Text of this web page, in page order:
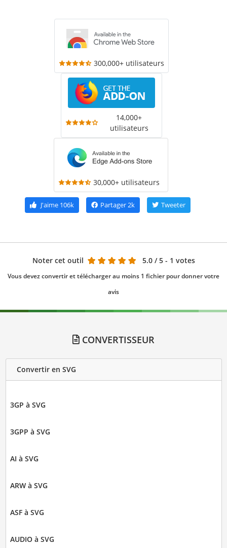
300,000+ utilisateurs
14,000+
utilisateurs
30,000+ utilisateurs
J'aime106k Partager2k Tweeter
Noter cet outil 5.0 / 5 - 1 votes
Vous devez convertir et télécharger au moins 1 fichier pour donner votre
avis
CONVERTISSEUR
Convertir en SVG
3GP à SVG
3GPP à SVG
AI à SVG
ARW à SVG
ASF à SVG
AUDIO à SVG